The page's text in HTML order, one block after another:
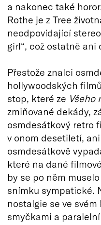
a nakonec také
Rothe je z Tree
neodpovídající
girl“, což ostatně ani
Přestože znalci
hollywoodských
stop, které ze Všeho
zmiňované dekády,
osmdesátkový retro
v onom desetiletí,
osmdesátkově
které na dané
by se po něm
snímku sympatické.
nostalgie se ve
smyčkami a